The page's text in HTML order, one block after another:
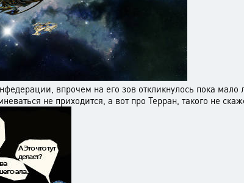
впрочем на его зов откликнулось пока
не приходится, а вот про Терран, такого не